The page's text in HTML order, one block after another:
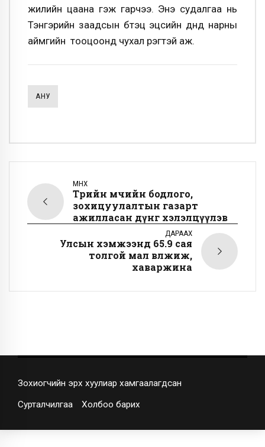
жилийн цаана гэж гарчээ. Энэ судалгаа нь
Тэнгэрийн заадсын бүтэц эцсийн дүнд нарны
аймгийн тооцоонд чухал үүрэгтэй аж.
АНУ
ӨМНӨХ
Төрийн өмчийн бодлого,
зохицуулалтын газарт
ажилласан дүнг хэлэлцүүлэв
ДАРААХ
Улсын хэмжээнд 65.9 сая
толгой мал өвөлжиж,
хаваржина
Зохиогчийн эрх хуулиар хамгаалагдсан
Сурталчилгаа Холбоо барих